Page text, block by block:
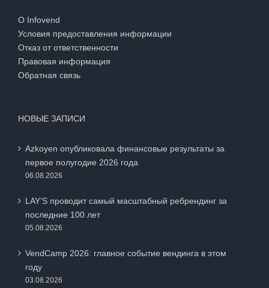
О Infovend
Условия предоставления информации
Отказ от ответственности
Правовая информация
Обратная связь
НОВЫЕ ЗАПИСИ
Azkoyen опубликовала финансовые результаты за
первое полугодие 2026 года
06.08.2026
LAY’S проводит самый масштабный ребрендинг за
последние 100 лет
05.08.2026
VendCamp 2026: главное событие вендинга в этом
году
03.08.2026